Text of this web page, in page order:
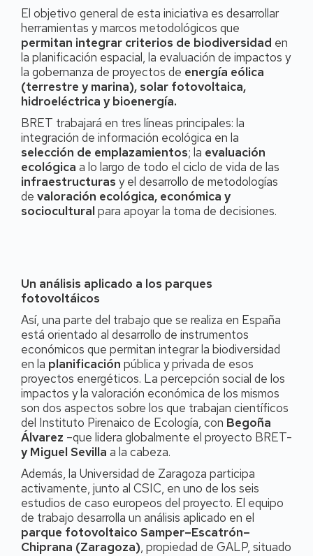
El objetivo general de esta iniciativa es desarrollar
herramientas y marcos metodológicos que
permitan integrar criterios de biodiversidad en
la planificación espacial, la evaluación de impactos y
la gobernanza de proyectos de energía eólica
(terrestre y marina), solar fotovoltaica,
hidroeléctrica y bioenergía.
BRET trabajará en tres líneas principales: la
integración de información ecológica en la
selección de emplazamientos; la evaluación
ecológica a lo largo de todo el ciclo de vida de las
infraestructuras y el desarrollo de metodologías
de valoración ecológica, económica y
sociocultural para apoyar la toma de decisiones.
Un análisis aplicado a los parques
fotovoltáicos
Así, una parte del trabajo que se realiza en España
está orientado al desarrollo de instrumentos
económicos que permitan integrar la biodiversidad
en la planificación pública y privada de esos
proyectos energéticos. La percepción social de los
impactos y la valoración económica de los mismos
son dos aspectos sobre los que trabajan científicos
del Instituto Pirenaico de Ecología, con Begoña
Álvarez –que lidera globalmente el proyecto BRET-
y Miguel Sevilla a la cabeza.
Además, la Universidad de Zaragoza participa
activamente, junto al CSIC, en uno de los seis
estudios de caso europeos del proyecto. El equipo
de trabajo desarrolla un análisis aplicado en el
parque fotovoltaico Samper–Escatrón–
Chiprana (Zaragoza), propiedad de GALP, situado